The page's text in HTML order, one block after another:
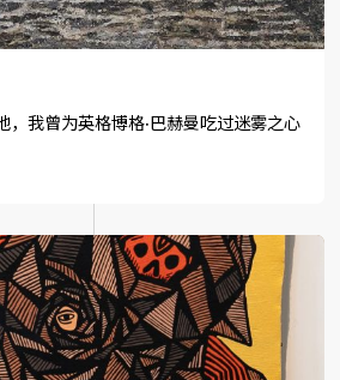
，我曾为英格博格·巴赫曼吃过迷雾之心